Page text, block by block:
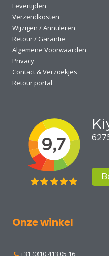
Levertijden
Verzendkosten
Wijzigen / Annuleren
Retour / Garantie
Algemene Voorwaarden
Privacy
Contact & Verzoekjes
Retour portal
Onze winkel
+31 (0)10 413 05 16